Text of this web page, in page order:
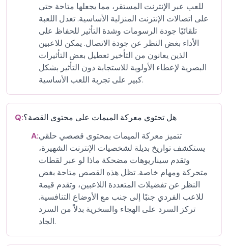
للعب عبر الإنترنت المستقر، مما يجعلها متاحة حتى
على اتصالات الإنترنت المنزلية الأساسية. تعدل اللعبة
تلقائيًا جودة الرسومات وشدة التأثير للحفاظ على
الأداء بغض النظر عن جودة الاتصال. يمكن للاعبين
الذين يعانون من التأخير تعطيل بعض التأثيرات
البصرية لإعطاء الأولوية للاستجابة دون التأثير بشكل
كبير على تجربة اللعب الأساسية.
Q:هل تحتوي معركة الميمات على محتوى القصة؟
A:تتميز معركة الميمات بمحتوى قصصي حلقي
يستكشف تواريخ بديلة لشخصيات الإنترنت الشهيرة،
وتقدم سيناريوهات مضحكة ماذا لو عبر لقطات
متحركة ومهام خاصة. تظل هذه القصص متاحة بغض
النظر عن تفضيلات المتعددة اللاعبين، وتقدم قيمة
للاعب الفردي جنبًا إلى جنب مع الأوضاع التنافسية.
تركز السرد على الهجاء والسخرية بدلاً من السرد
الجاد.